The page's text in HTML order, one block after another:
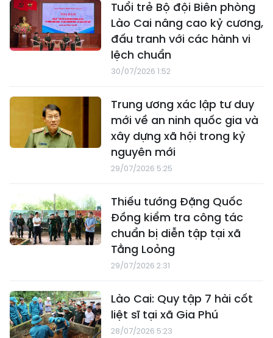
Tuổi trẻ Bộ đội Biên phòng
Lào Cai nâng cao kỷ cương,
đấu tranh với các hành vi
lệch chuẩn
30/07/2026 1:52
Trung ương xác lập tư duy
mới về an ninh quốc gia và
xây dựng xã hội trong kỷ
nguyên mới
29/07/2026 5:25
Thiếu tướng Đặng Quốc
Đồng kiểm tra công tác
chuẩn bị diễn tập tại xã
Tằng Loỏng
29/07/2026 2:31
Lào Cai: Quy tập 7 hài cốt
liệt sĩ tại xã Gia Phú
28/07/2026 5:23